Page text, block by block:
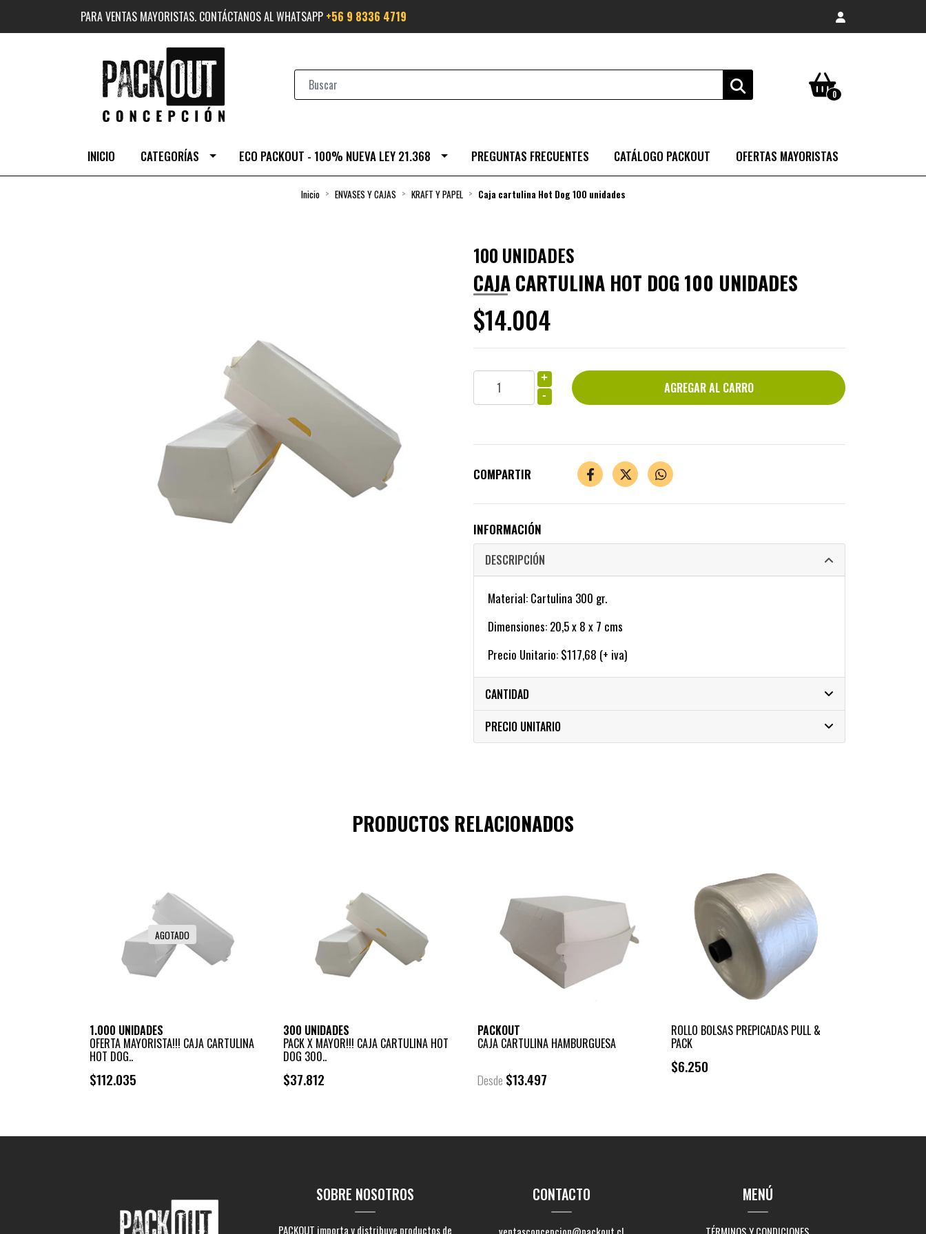
PARA VENTAS MAYORISTAS. CONTÁCTANOS AL WHATSAPP +56 9 8336 4719
0
INICIO CATEGORÍAS ECO PACKOUT - 100% NUEVA LEY 21.368 PREGUNTAS FRECUENTES CATÁLOGO PACKOUT OFERTAS MAYORISTAS
Inicio ENVASES Y CAJAS KRAFT Y PAPEL Caja cartulina Hot Dog 100 unidades
100 UNIDADES
CAJA CARTULINA HOT DOG 100 UNIDADES
$14.004
+
-
COMPARTIR
INFORMACIÓN
DESCRIPCIÓN
Material: Cartulina 300 gr.
Dimensiones: 20,5 x 8 x 7 cms
Precio Unitario: $117,68 (+ iva)
CANTIDAD
PRECIO UNITARIO
PRODUCTOS RELACIONADOS
AGOTADO
1.000 UNIDADES
OFERTA MAYORISTA!!! CAJA CARTULINA
HOT DOG..
$112.035
300 UNIDADES
PACK X MAYOR!!! CAJA CARTULINA HOT
DOG 300..
$37.812
PACKOUT
CAJA CARTULINA HAMBURGUESA
Desde $13.497
ROLLO BOLSAS PREPICADAS PULL &
PACK
$6.250
SOBRE NOSOTROS
PACKOUT importa y distribuye productos de
CONTACTO MENÚ